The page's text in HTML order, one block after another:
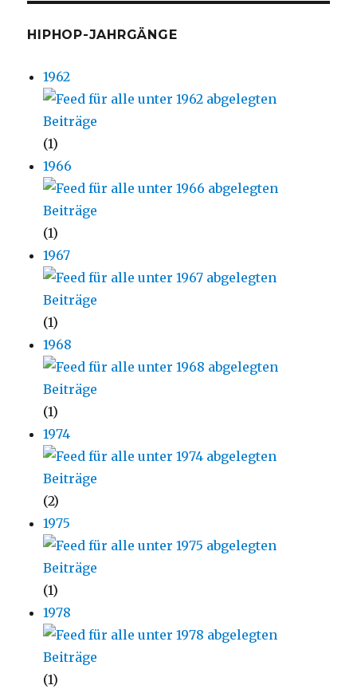
HIPHOP-JAHRGÄNGE
1962
(1)
1966
(1)
1967
(1)
1968
(1)
1974
(2)
1975
(1)
1978
(1)